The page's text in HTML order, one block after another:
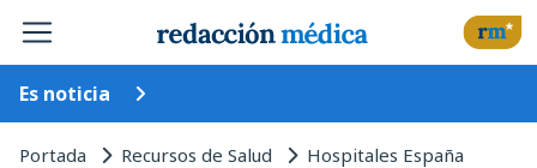
Es noticia
Portada Recursos de Salud Hospitales España